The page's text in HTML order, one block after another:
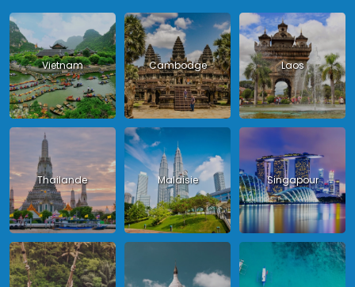
Vietnam Cambodge Laos
Thailande Malaisie Singapour